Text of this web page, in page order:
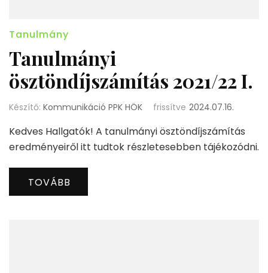
Tanulmány
Tanulmányi
ösztöndíjszámítás 2021/22 I.
Készítő: Kommunikáció PPK HÖK frissítve 2024.07.16.
Kedves Hallgatók! A tanulmányi ösztöndíjszámítás
eredményeiről itt tudtok részletesebben tájékozódni.
TOVÁBB